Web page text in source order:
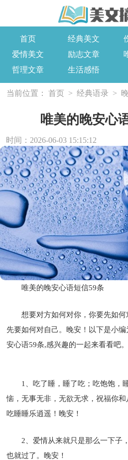
首页 经典美文
爱情美文
励志文章
哲理文章
生活感悟
当前位置： 首页 > 经典语录 >
唯美的晚安心
时间：2026-06-03 15:15:12
唯美的晚安心语短信59条
想要对方如何对你，你要先如何
先要如何对自己。晚安！以下是小
安心语59条,感兴趣的一起来看看吧。
1、吃了睡，睡了吃；吃饱饱，
恼，无事无非，无欲无求，祝福你
吃睡睡乐逍遥！晚安！
2、爱情从来就只是那么一下子
也就过了。晚安！